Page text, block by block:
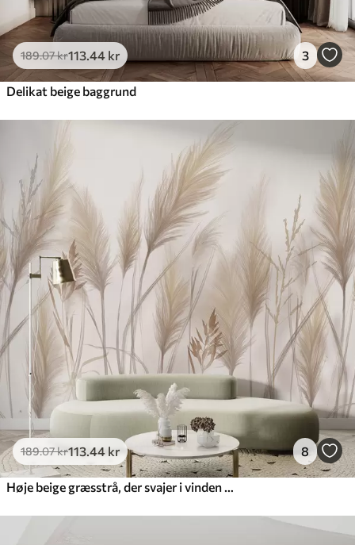
189.07kr113 .44 kr 3
Delikat beige baggrund
189.07kr113 .44 kr 8